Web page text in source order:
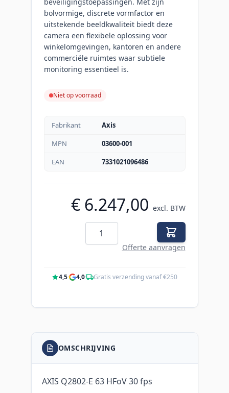
bolvormige, discrete vormfactor en
uitstekende beeldkwaliteit biedt deze
camera een flexibele oplossing voor
winkelomgevingen, kantoren en andere
commerciële ruimtes waar subtiele
monitoring essentieel is.
Niet op voorraad
Fabrikant
Axis
MPN
03600-001
EAN
7331021096486
€ 6.247,00 excl. BTW
Aantal
Offerte aanvragen
4,5· 4,0· Gratis verzending vanaf €250
OMSCHRIJVING
AXIS Q2802-E 63 HFoV 30 fps